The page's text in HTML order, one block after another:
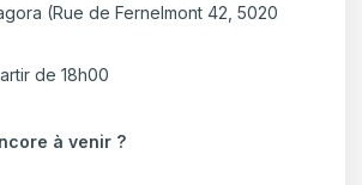
(Rue de Fernelmont 42, 5020
de 18h00
à venir ?